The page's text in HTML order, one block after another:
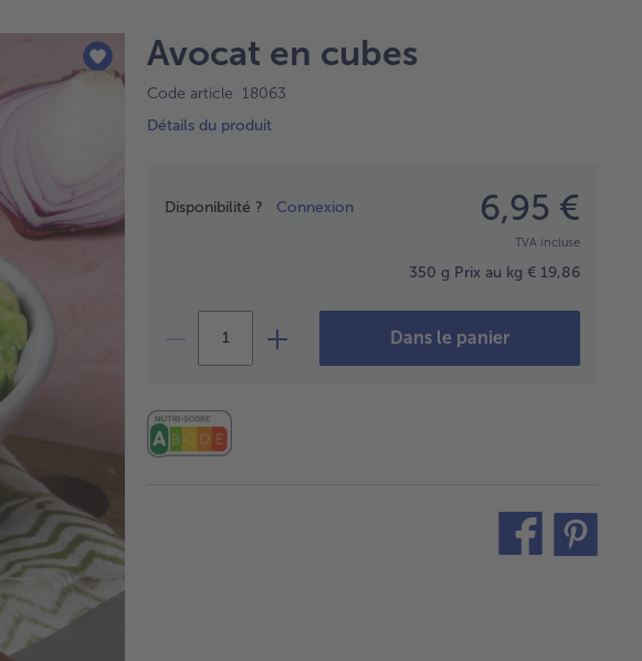
Avocat en cubes
Code article 18063
Détails du produit
Disponibilité ? Connexion 6,95 €
TVA incluse
350 g Prix au kg € 19,86
Dans le panier
teilen